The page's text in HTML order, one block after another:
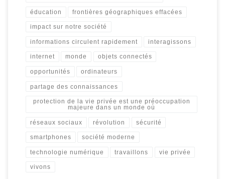
éducation frontières géographiques effacées
impact sur notre société
informations circulent rapidement interagissons
internet monde objets connectés
opportunités ordinateurs
partage des connaissances
protection de la vie privée est une préoccupation
majeure dans un monde où
réseaux sociaux révolution sécurité
smartphones société moderne
technologie numérique travaillons vie privée
vivons